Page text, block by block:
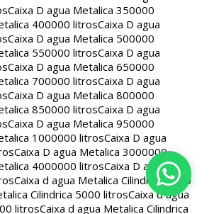
Caixa D agua Metalica 350000
400000 litrosCaixa D agua
Caixa D agua Metalica 500000
550000 litrosCaixa D agua
Caixa D agua Metalica 650000
700000 litrosCaixa D agua
Caixa D agua Metalica 800000
850000 litrosCaixa D agua
Caixa D agua Metalica 950000
1000000 litrosCaixa D agua
Caixa D agua Metalica 3000000
4000000 litrosCaixa D agua
Caixa d agua Metalica Cilindrica 2000
Cilindrica 5000 litrosCaixa d agua
litrosCaixa d agua Metalica Cilindrica